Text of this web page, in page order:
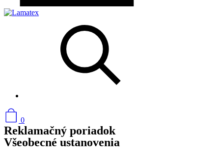
0
Reklamačný poriadok
Všeobecné ustanovenia